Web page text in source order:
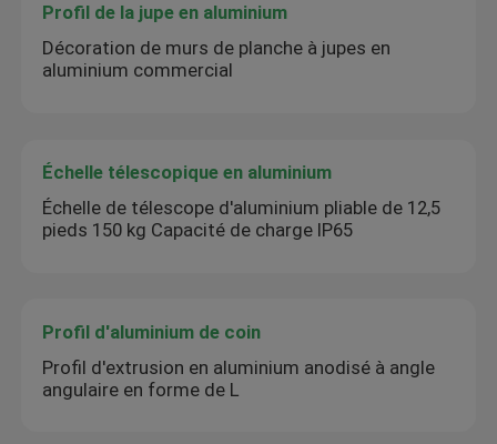
Profil de la jupe en aluminium
Décoration de murs de planche à jupes en
aluminium commercial
Échelle télescopique en aluminium
Échelle de télescope d'aluminium pliable de 12,5
pieds 150 kg Capacité de charge IP65
Profil d'aluminium de coin
Profil d'extrusion en aluminium anodisé à angle
angulaire en forme de L